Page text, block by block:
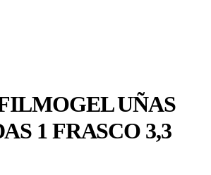
UÑAS
1 FRASCO 3,3